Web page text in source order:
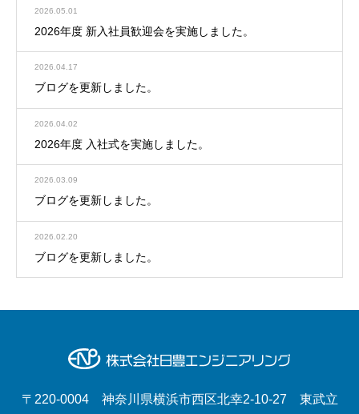
2026.05.01
2026年度 新入社員歓迎会を実施しました。
2026.04.17
ブログを更新しました。
2026.04.02
2026年度 入社式を実施しました。
2026.03.09
ブログを更新しました。
2026.02.20
ブログを更新しました。
〒220-0004 神奈川県横浜市西区北幸2-10-27 東武立